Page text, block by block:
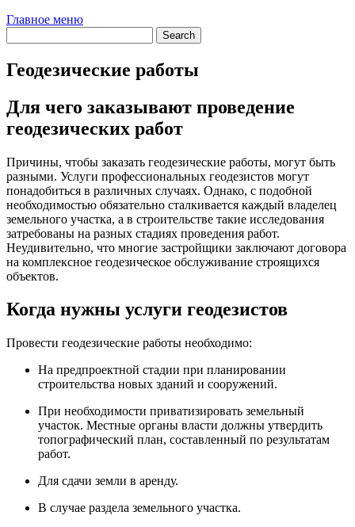
Главное меню
Геодезические работы
Для чего заказывают проведение
геодезических работ
Причины, чтобы заказать геодезические работы, могут быть
разными. Услуги профессиональных геодезистов могут
понадобиться в различных случаях. Однако, с подобной
необходимостью обязательно сталкивается каждый владелец
земельного участка, а в строительстве такие исследования
затребованы на разных стадиях проведения работ.
Неудивительно, что многие застройщики заключают договора
на комплексное геодезическое обслуживание строящихся
объектов.
Когда нужны услуги геодезистов
Провести геодезические работы необходимо:
На предпроектной стадии при планировании
строительства новых зданий и сооружений.
При необходимости приватизировать земельный
участок. Местные органы власти должны утвердить
топографический план, составленный по результатам
работ.
Для сдачи земли в аренду.
В случае раздела земельного участка.